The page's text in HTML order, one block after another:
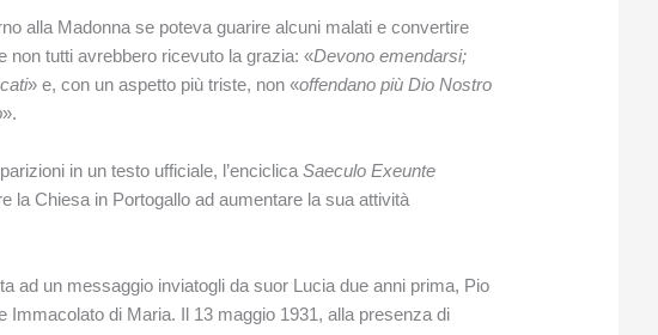
alla Madonna se poteva guarire alcuni malati e convertire
non tutti avrebbero ricevuto la grazia: «Devono emendarsi;
» e, con un aspetto più triste, non «offendano più Dio Nostro
».
in un testo ufficiale, l’enciclicaSaeculo Exeunte
la Chiesa in Portogallo ad aumentare la sua attività
ad un messaggio inviatogli da suor Lucia due anni prima, Pio
Immacolato di Maria. Il 13 maggio 1931, alla presenza di